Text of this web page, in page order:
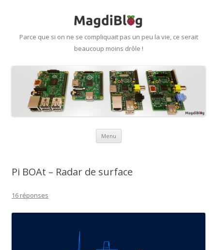
Parce que si on ne se compliquait pas un peu la vie, ce serait
beaucoup moins drôle !
Menu Aller
Pi BOAt – Radar de surface
16 réponses